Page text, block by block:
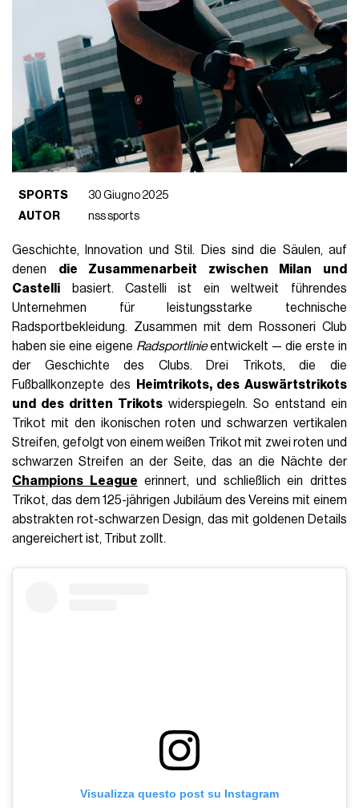
SPORTS
30 Giugno 2025
AUTOR
nss sports
Geschichte, Innovation und Stil. Dies sind die Säulen, auf
denen die Zusammenarbeit zwischen Milan und
Castelli basiert. Castelli ist ein weltweit führendes
Unternehmen für leistungsstarke technische
Radsportbekleidung. Zusammen mit dem Rossoneri Club
haben sie eine eigene Radsportlinieentwickelt — die erste in
der Geschichte des Clubs. Drei Trikots, die die
Fußballkonzepte des
Heimtrikots, des Auswärtstrikots
und des dritten Trikots widerspiegeln. So entstand ein
Trikot mit den ikonischen roten und schwarzen vertikalen
Streifen, gefolgt von einem weißen Trikot mit zwei roten und
schwarzen Streifen an der Seite, das an die Nächte der
Champions League erinnert, und schließlich ein drittes
Trikot, das dem 125-jährigen Jubiläum des Vereins mit einem
abstrakten rot-schwarzen Design, das mit goldenen Details
angereichert ist, Tribut zollt.
Visualizza questo post su Instagram